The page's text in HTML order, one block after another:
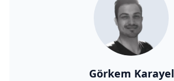
Görkem Karayel